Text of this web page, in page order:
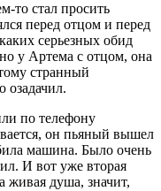
то стал просить
перед отцом и перед
серьезных обид
у Артема с отцом, она
странный
озадачил.
по телефону
он пьяный вышел
машина. Было очень
И вот уже вторая
живая душа, значит,